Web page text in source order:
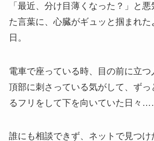
「最近、分け目薄くなった？」と
た言葉に、心臓がギュッと掴まれた
日。
電車で座っている時、目の前に立つ
頂部に刺さっている気がして、ずっ
るフリをして下を向いていた日々
誰にも相談できず、ネットで見つけ